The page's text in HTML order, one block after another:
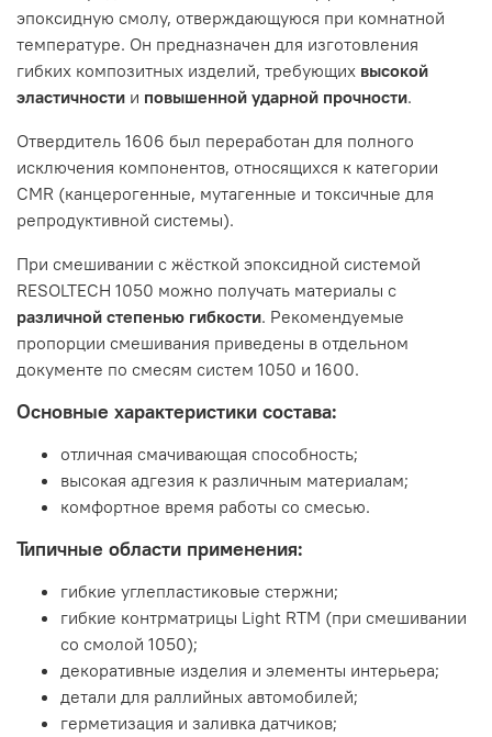
эпоксидную смолу, отверждающуюся при комнатной
температуре. Он предназначен для изготовления
гибких композитных изделий, требующих высокой
эластичности и повышенной ударной прочности.
Отвердитель 1606 был переработан для полного
исключения компонентов, относящихся к категории
CMR (канцерогенные, мутагенные и токсичные для
репродуктивной системы).
При смешивании с жёсткой эпоксидной системой
RESOLTECH 1050 можно получать материалы с
различной степенью гибкости. Рекомендуемые
пропорции смешивания приведены в отдельном
документе по смесям систем 1050 и 1600.
Основные характеристики состава:
отличная смачивающая способность;
высокая адгезия к различным материалам;
комфортное время работы со смесью.
Типичные области применения:
гибкие углепластиковые стержни;
гибкие контрматрицы Light RTM (при смешивании
со смолой 1050);
декоративные изделия и элементы интерьера;
детали для раллийных автомобилей;
герметизация и заливка датчиков;